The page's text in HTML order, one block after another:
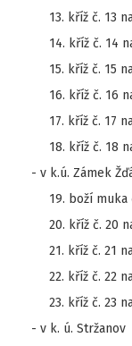
13. kříž č. 13
14. kříž č. 14
15. kříž č. 15
16. kříž č. 16
17. kříž č. 17
18. kříž č. 18
- v k.ú. Zámek
19. boží muka
20. kříž č. 20
21. kříž č. 21
22. kříž č. 22
23. kříž č. 23
- v k. ú. Stržanov